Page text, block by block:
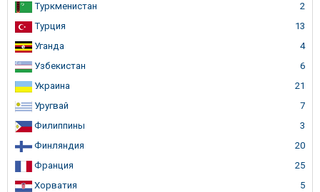
Туркменистан
2
Турция
13
Уганда
4
Узбекистан
6
Украина
21
Уругвай
7
Филиппины
3
Финляндия
20
Франция
25
Хорватия
5